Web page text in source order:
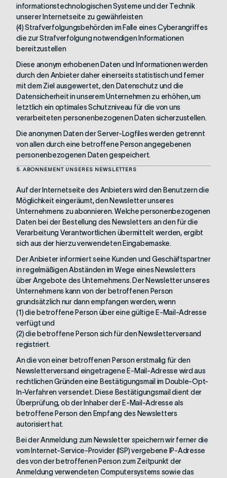
informationstechnologischen Systeme und der Technik
unserer Internetseite zu gewährleisten
(4) Strafverfolgungsbehörden im Falle eines Cyberangriffes
die zur Strafverfolgung notwendigen Informationen
bereitzustellen
Diese anonym erhobenen Daten und Informationen werden
durch den Anbieter daher einerseits statistisch und ferner
mit dem Ziel ausgewertet, den Datenschutz und die
Datensicherheit in unserem Unternehmen zu erhöhen, um
letztlich ein optimales Schutzniveau für die von uns
verarbeiteten personenbezogenen Daten sicherzustellen.
Die anonymen Daten der Server-Logfiles werden getrennt
von allen durch eine betroffene Person angegebenen
personenbezogenen Daten gespeichert.
5. ABONNEMENT UNSERES NEWSLETTERS
Auf der Internetseite des Anbieters wird den Benutzern die
Möglichkeit eingeräumt, den Newsletter unseres
Unternehmens zu abonnieren. Welche personenbezogenen
Daten bei der Bestellung des Newsletters an den für die
Verarbeitung Verantwortlichen übermittelt werden, ergibt
sich aus der hierzu verwendeten Eingabemaske.
Der Anbieter informiert seine Kunden und Geschäftspartner
in regelmäßigen Abständen im Wege eines Newsletters
über Angebote des Unternehmens. Der Newsletter unseres
Unternehmens kann von der betroffenen Person
grundsätzlich nur dann empfangen werden, wenn
(1) die betroffene Person über eine gültige E-Mail-Adresse
verfügt und
(2) die betroffene Person sich für den Newsletterversand
registriert.
An die von einer betroffenen Person erstmalig für den
Newsletterversand eingetragene E-Mail-Adresse wird aus
rechtlichen Gründen eine Bestätigungsmail im Double-Opt-
In-Verfahren versendet. Diese Bestätigungsmail dient der
Überprüfung, ob der Inhaber der E-Mail-Adresse als
betroffene Person den Empfang des Newsletters
autorisiert hat.
Bei der Anmeldung zum Newsletter speichern wir ferner die
vom Internet-Service-Provider (ISP) vergebene IP-Adresse
des von der betroffenen Person zum Zeitpunkt der
Anmeldung verwendeten Computersystems sowie das